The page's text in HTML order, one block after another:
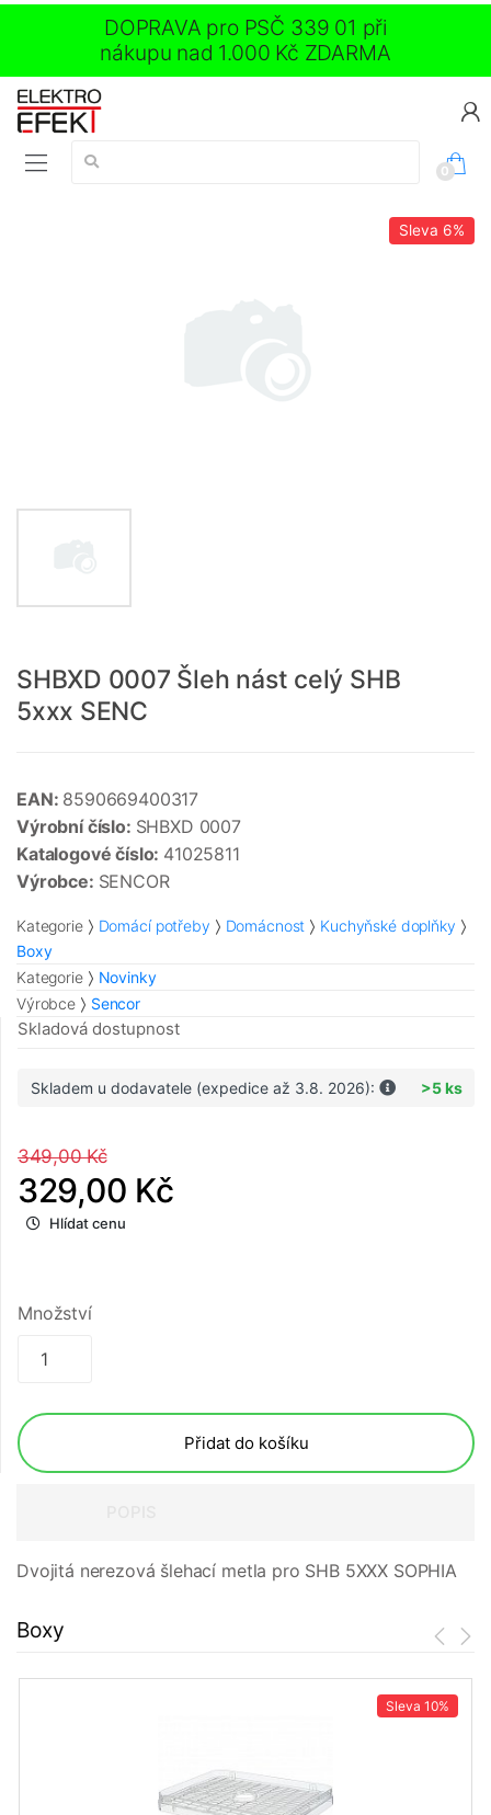
DOPRAVA pro PSČ 339 01 při
nákupu nad 1.000 Kč ZDARMA
Vyhledávání:
0
Sleva 6%
SHBXD 0007 Šleh nást celý SHB
5xxx SENC
EAN: 8590669400317
Výrobní číslo: SHBXD 0007
Katalogové číslo: 41025811
Výrobce: SENCOR
Kategorie Domácí potřeby Domácnost
Kuchyňské doplňky
Boxy
Kategorie
Novinky
Výrobce
Sencor
Skladová dostupnost
Skladem u dodavatele (expedice až 3.8. 2026): >5 ks
349,00 Kč
329,00 Kč
Hlídat cenu
Množství
Přidat do košíku
Dvojitá nerezová šlehací metla pro SHB 5XXX SOPHIA
Boxy
Sleva 10%